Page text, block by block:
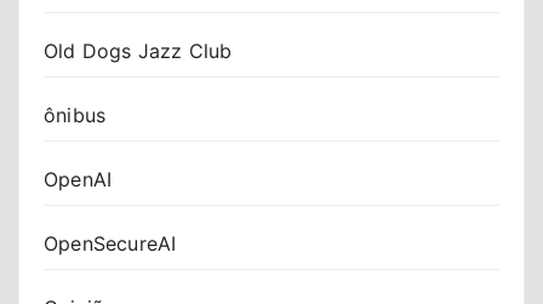
Old Dogs Jazz Club
ônibus
OpenAI
OpenSecureAI